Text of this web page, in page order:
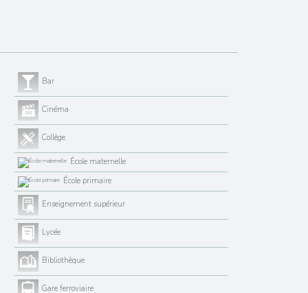
Bar
Cinéma
Collège
École maternelle
École primaire
Enseignement supérieur
Lycée
Bibliothèque
Gare ferroviaire